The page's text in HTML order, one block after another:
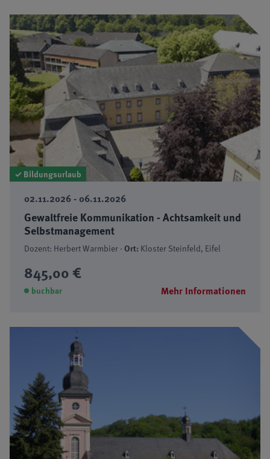
✓ Bildungsurlaub
02.11.2026 - 06.11.2026
Gewaltfreie Kommunikation - Achtsamkeit und
Selbstmanagement
Dozent: Herbert Warmbier ·Ort: Kloster Steinfeld, Eifel
845,00 €
buchbar Mehr Informationen